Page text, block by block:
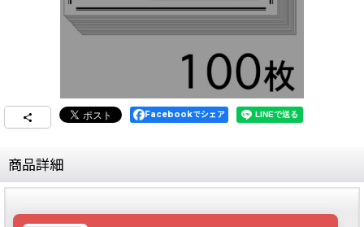
Facebookでシェア
商品詳細